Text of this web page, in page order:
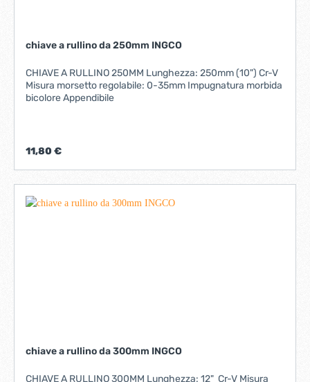
chiave a rullino da 250mm INGCO
CHIAVE A RULLINO 250MM Lunghezza: 250mm (10") Cr-V
Misura morsetto regolabile: 0-35mm Impugnatura morbida
bicolore Appendibile
11,80 €
chiave a rullino da 300mm INGCO
CHIAVE A RULLINO 300MM Lunghezza: 12" Cr-V Misura